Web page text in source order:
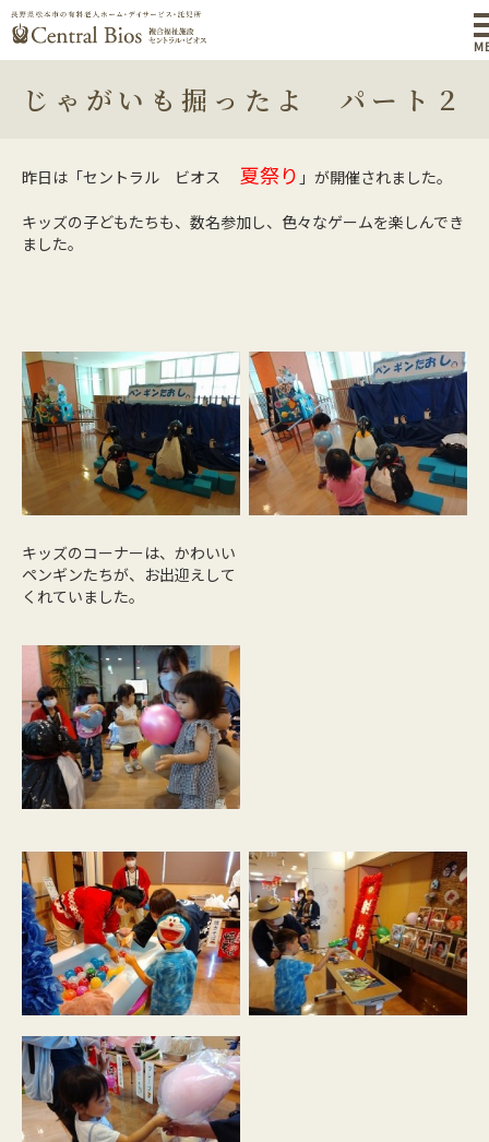
じゃがいも掘ったよ パート２
昨日は「セントラル ビオス 夏祭り 」 が開催されました。
キッズの子どもたちも、数名参加し、色々なゲームを楽しんでき
ました。
キッズのコーナーは、かわいい
ペンギンたちが、お出迎えして
くれていました。